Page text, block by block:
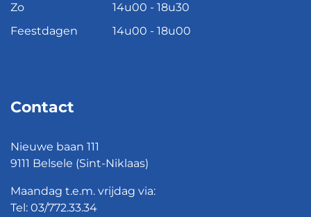
Zo
14u00 - 18u30
Feestdagen
14u00 - 18u00
Contact
Nieuwe baan 111
9111 Belsele (Sint-Niklaas)
Maandag t.e.m. vrijdag via:
Tel: 03/772.33.34